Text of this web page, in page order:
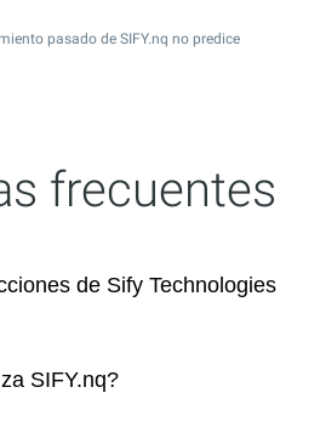
pasado de SIFY.nq no predice
frecuentes
de Sify Technologies
SIFY.nq?